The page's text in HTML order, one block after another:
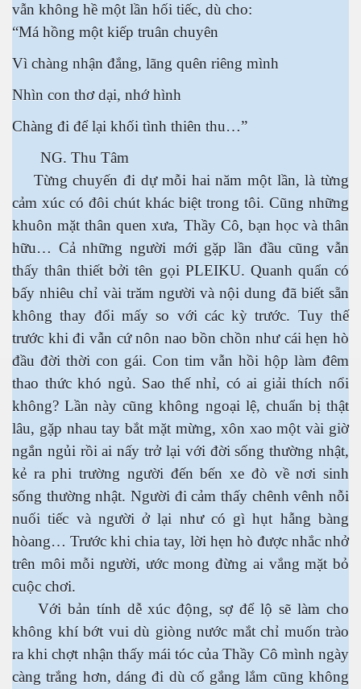
vẫn không hề một lần hối tiếc, dù cho:
“Má hồng một kiếp truân chuyên
Vì chàng nhận đắng, lãng quên riêng mình
Nhìn con thơ dại, nhớ hình
Chàng đi để lại khối tình thiên thu…”
NG. Thu Tâm
Từng chuyến đi dự mỗi hai năm một lần, là từng
cảm xúc có đôi chút khác biệt trong tôi. Cũng những
khuôn mặt thân quen xưa, Thầy Cô, bạn học và thân
hữu… Cả những người mới gặp lần đầu cũng vẫn
thấy thân thiết bởi tên gọi PLEIKU. Quanh quẩn có
bấy nhiêu chỉ vài trăm người và nội dung đã biết sẵn
không thay đổi mấy so với các kỳ trước. Tuy thế
trước khi đi vẫn cứ nôn nao bồn chồn như cái hẹn hò
đầu đời thời con gái. Con tim vẫn hồi hộp làm đêm
thao thức khó ngủ. Sao thế nhỉ, có ai giải thích nổi
không? Lần này cũng không ngoại lệ, chuẩn bị thật
lâu, gặp nhau tay bắt mặt mừng, xôn xao một vài giờ
ngắn ngủi rồi ai nấy trở lại với đời sống thường nhật,
kẻ ra phi trường người đến bến xe đò về nơi sinh
sống thường nhật. Người đi cảm thấy chênh vênh nỗi
nuối tiếc và người ở lại như có gì hụt hẫng bàng
hòang… Trước khi chia tay, lời hẹn hò được nhắc nhở
trên môi mỗi người, ước mong đừng ai vắng mặt bỏ
cuộc chơi.
Với bản tính dễ xúc động, sợ để lộ sẽ làm cho
không khí bớt vui dù giòng nước mắt chỉ muốn trào
ra khi chợt nhận thấy mái tóc của Thầy Cô mình ngày
càng trắng hơn, dáng đi dù cố gắng lắm cũng không
tại Anh